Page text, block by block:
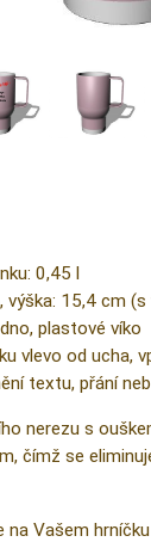
0,45 l
výška: 15,4 cm (s
plastové víko
vlevo od ucha,
textu, přání
nerezu s
čímž se
na Vašem